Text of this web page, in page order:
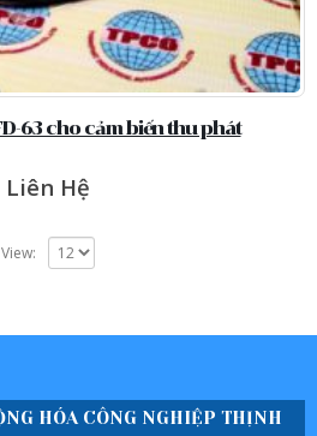
63 cho cảm biến thu phát
Liên Hệ
View:
HÓA CÔNG NGHIỆP THỊNH